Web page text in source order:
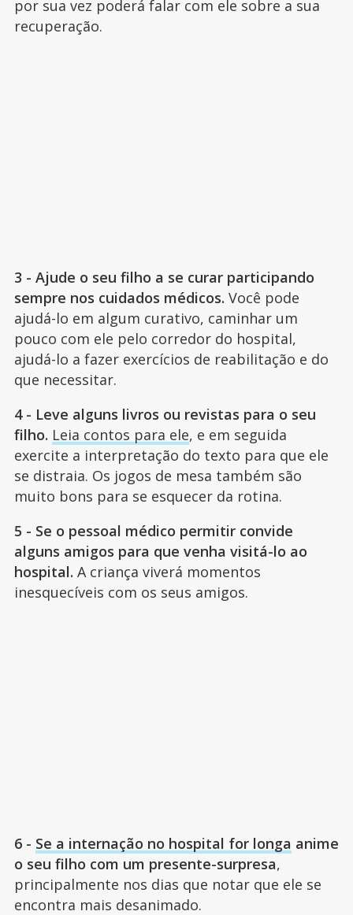
por sua vez poderá falar com ele sobre a sua
recuperação.
3 - Ajude o seu filho a se curar participando
sempre nos cuidados médicos. Você pode
ajudá-lo em algum curativo, caminhar um
pouco com ele pelo corredor do hospital,
ajudá-lo a fazer exercícios de reabilitação e do
que necessitar.
4 - Leve alguns livros ou revistas para o seu
filho. Leia contos para ele, e em seguida
exercite a interpretação do texto para que ele
se distraia. Os jogos de mesa também são
muito bons para se esquecer da rotina.
5 - Se o pessoal médico permitir convide
alguns amigos para que venha visitá-lo ao
hospital. A criança viverá momentos
inesquecíveis com os seus amigos.
6 - Se a internação no hospital for longa anime
o seu filho com um presente-surpresa,
principalmente nos dias que notar que ele se
encontra mais desanimado.